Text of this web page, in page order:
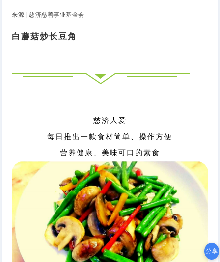
来源 | 慈济慈善事业基金会
白蘑菇炒长豆角
慈济大爱
每日推出一款食材简单、操作方便
营养健康、美味可口的素食
分享